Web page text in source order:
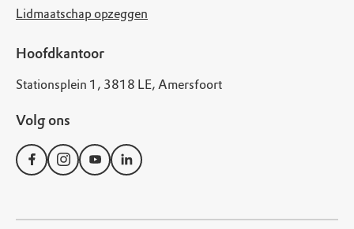
Lidmaatschap opzeggen
Hoofdkantoor
Stationsplein 1, 3818 LE, Amersfoort
Volg ons